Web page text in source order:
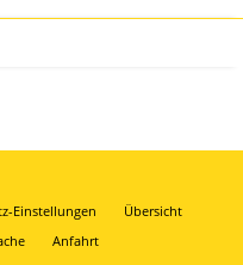
Einstellungen
Übersicht
Anfahrt